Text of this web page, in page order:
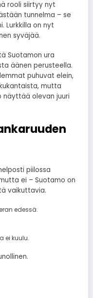
rooli siirtyy nyt
tunnelma – se
Lurkkilla on nyt
syväjää.
Suotamon ura
äänen perusteella.
puhuvat elein,
mutta
näyttää olevan juuri
piilossa
ei – Suotamo on
vaikuttavia.
edessä.
ei kuulu.